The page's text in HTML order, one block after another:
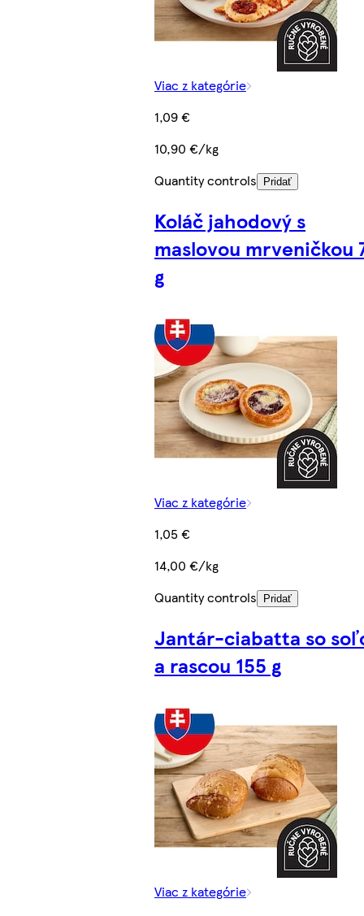
Viac z kategórie
1,09 €
10,90 €/kg
Quantity controls
Pridať
Koláč jahodový s
maslovou mrveničkou
g
Viac z kategórie
1,05 €
14,00 €/kg
Quantity controls
Pridať
Jantár-ciabatta so
a rascou 155 g
Viac z kategórie